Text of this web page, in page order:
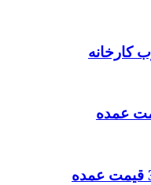
کارخانه